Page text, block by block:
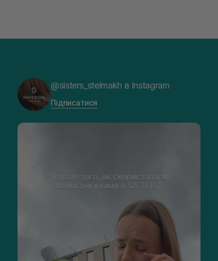
Натуральна косметика для тіла
Натуральна косметика — це препарати, у складі яких є
природні екологічно чисті компоненти. Ці продукти
підходять для зволоження, тонізування, омолодження та
Органічні косметичні препарати більш ніж на 95%
У них немає барвників, консервантів та штучних
ароматизаторів. Органічні засоби виробляються з
урахуванням всіх фізіологічних потреб для відновлення
епідермісу на клітинному рівні, омолодження, регенерації
Професійна косметика для тіла
@sisters_stelmakh в Instagram
Підписатися